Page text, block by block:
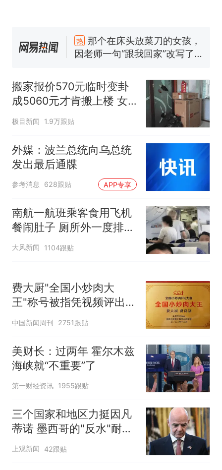
热
那个在床头放菜刀的女孩，
因老师一句“跟我回家”改写了
交5060元才肯搬上楼！女子傻
眼了……
空调24小时开着反而更省电？
电力部门回应
佛山一中学招聘物理教师，笔
已叫停招聘，成立调查组全面
核查
十多万人报名的考试，成绩全
部作废，公平么？
“不建议大家买深色蛋糕”上热
搜，网友：天塌了！
因老师一句“跟我回家”改写了
人生
搬家报价570元临时变卦
成5060元才肯搬上楼 女
子傻眼
极目新闻 1.9万跟贴
外媒：波兰总统向乌总统
发出最后通牒
参考消息 628跟贴 APP专享
南航一航班乘客食用飞机
餐闹肚子 厕所外一度排长
队
大风新闻 1104跟贴
费大厨"全国小炒肉大
王"称号被指凭视频评出
官方回应
中国新闻周刊 2751跟贴
美财长：过两年 霍尔木兹
海峡就“不重要”了
第一财经资讯 1955跟贴
三个国家和地区力挺因凡
蒂诺 墨西哥的"反水"耐人
寻味
上观新闻 42跟贴